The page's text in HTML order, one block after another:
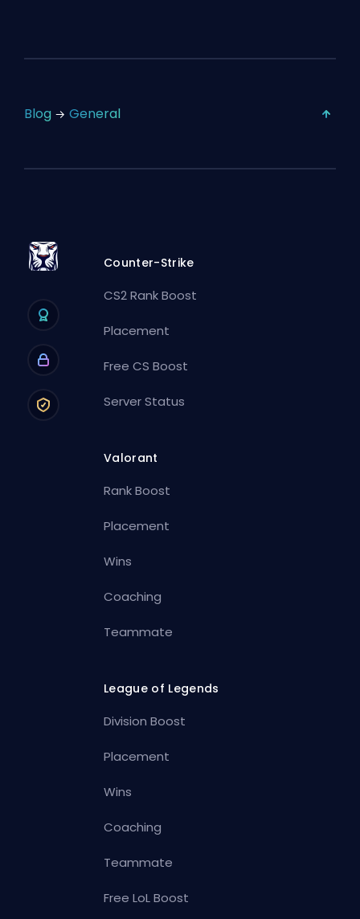
Blog General
Counter-Strike
CS2 Rank Boost
Placement
Free CS Boost
Server Status
Valorant
Rank Boost
Placement
Wins
Coaching
Teammate
League of Legends
Division Boost
Placement
Wins
Coaching
Teammate
Free LoL Boost